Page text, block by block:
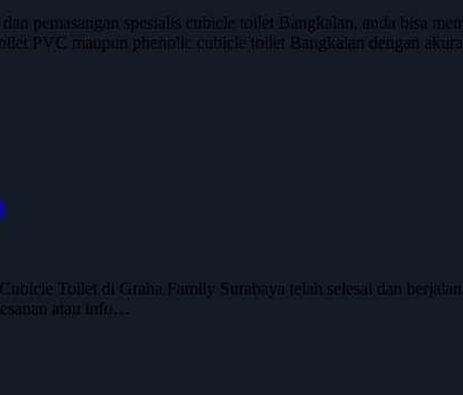
pemasangan spesialis cubicle toilet Bangkalan, anda bisa
PVC maupun phenolic cubicle toilet Bangkalan dengan
Toilet di Graha Family Surabaya telah selesai dan
atau info…